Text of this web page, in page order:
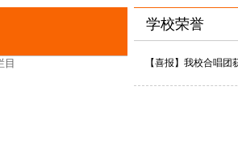
目
学校荣誉
【喜报】我校合唱